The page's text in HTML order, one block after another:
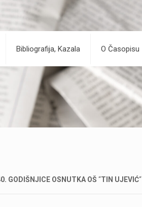
Bibliografija, Kazala O Časopisu
GODIŠNJICE OSNUTKA OŠ“TIN UJEVIĆ“